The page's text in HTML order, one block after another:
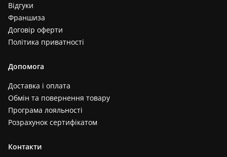
Відгуки
Франшиза
Договір оферти
Політика приватності
Допомога
Доставка і оплата
Обмін та повернення товару
Програма лояльності
Розрахунок сертифікатом
Контакти